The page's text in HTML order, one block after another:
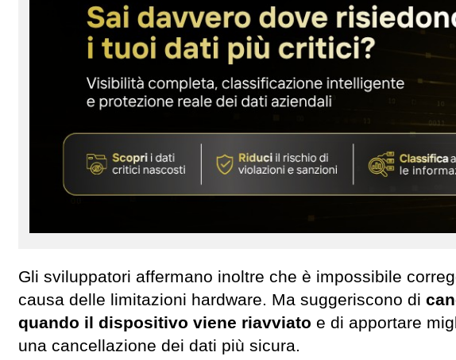
Gli sviluppatori affermano inoltre che è impossibile
causa delle limitazioni hardware. Ma suggeriscono di
quando il dispositivo viene riavviato e di apportare
una cancellazione dei dati più sicura.